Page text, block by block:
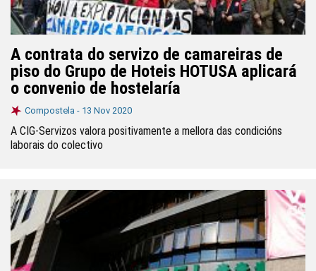
A contrata do servizo de camareiras de
piso do Grupo de Hoteis HOTUSA aplicará
o convenio de hostelaría
Compostela - 13 Nov 2020
A CIG-Servizos valora positivamente a mellora das condicións
laborais do colectivo